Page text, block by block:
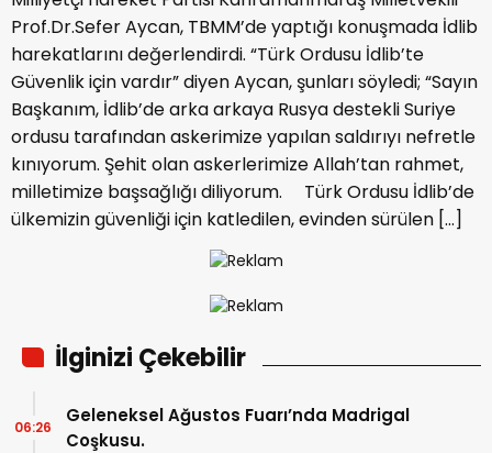
Prof.Dr.Sefer Aycan, TBMM’de yaptığı konuşmada İdlib
harekatlarını değerlendirdi. “Türk Ordusu İdlib’te
Güvenlik için vardır” diyen Aycan, şunları söyledi; “Sayın
Başkanım, İdlib’de arka arkaya Rusya destekli Suriye
ordusu tarafından askerimize yapılan saldırıyı nefretle
kınıyorum. Şehit olan askerlerimize Allah’tan rahmet,
milletimize başsağlığı diliyorum. Türk Ordusu İdlib’de
ülkemizin güvenliği için katledilen, evinden sürülen […]
İlginizi Çekebilir
Geleneksel Ağustos Fuarı’nda Madrigal
Coşkusu.
06:26